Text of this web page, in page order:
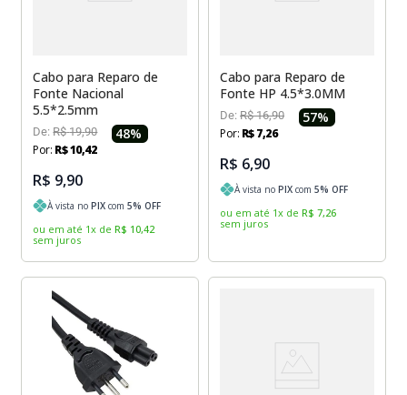
Cabo para Reparo de
Fonte Nacional
5.5*2.5mm
De:R$ 19,90 48%
Por: R$10,42
R$ 9,90
À vista noPIX com5% OFF
ou em até 1x de R$ 10,42
sem juros
Cabo para Reparo de
Fonte HP 4.5*3.0MM
De: R$ 16,90 57%
Por: R$7,26
R$ 6,90
À vista no PIX com 5% OFF
ou em até 1x de R$ 7,26
sem juros